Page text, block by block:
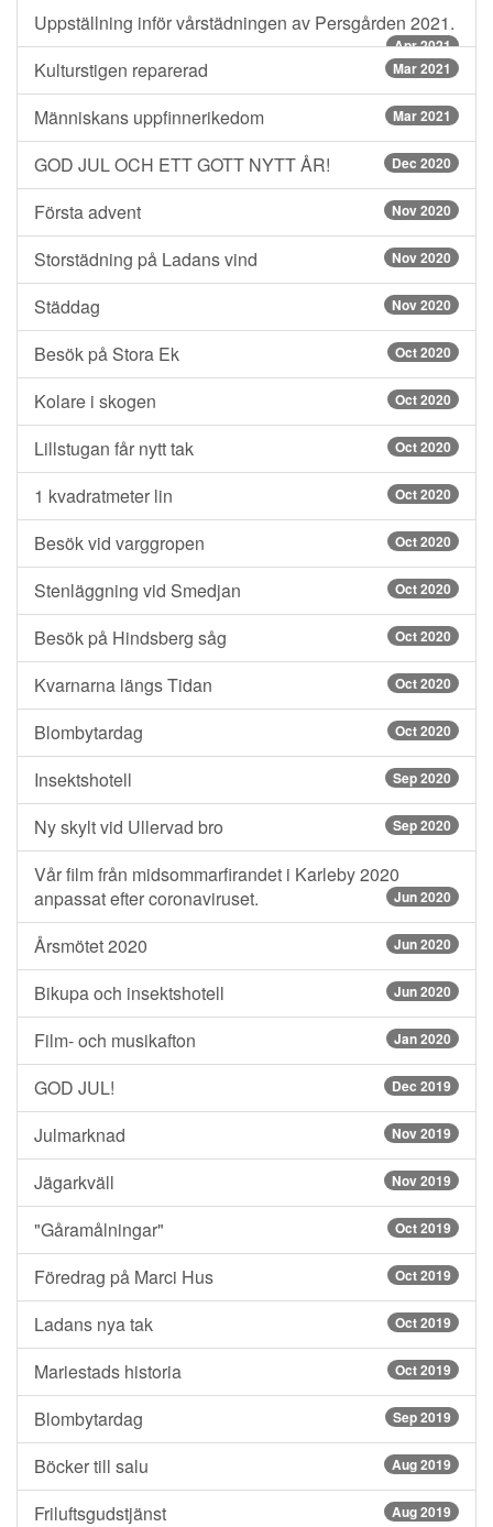
Uppställning inför vårstädningen av Persgården 2021.
Apr 2021
Kulturstigen reparerad Mar 2021
Människans uppfinnerikedom Mar 2021
GOD JUL OCH ETT GOTT NYTT ÅR! Dec 2020
Första advent Nov 2020
Storstädning på Ladans vind Nov 2020
Städdag Nov 2020
Besök på Stora Ek Oct 2020
Kolare i skogen Oct 2020
Lillstugan får nytt tak Oct 2020
1 kvadratmeter lin Oct 2020
Besök vid varggropen Oct 2020
Stenläggning vid Smedjan Oct 2020
Besök på Hindsberg såg Oct 2020
Kvarnarna längs Tidan Oct 2020
Blombytardag Oct 2020
Insektshotell Sep 2020
Ny skylt vid Ullervad bro Sep 2020
Vår film från midsommarfirandet i Karleby 2020
anpassat efter coronaviruset.
Jun 2020
Årsmötet 2020 Jun 2020
Bikupa och insektshotell Jun 2020
Film- och musikafton Jan 2020
GOD JUL! Dec 2019
Julmarknad Nov 2019
Jägarkväll Nov 2019
"Gåramålningar" Oct 2019
Föredrag på Marci Hus Oct 2019
Ladans nya tak Oct 2019
Mariestads historia Oct 2019
Blombytardag Sep 2019
Böcker till salu Aug 2019
Friluftsgudstjänst Aug 2019